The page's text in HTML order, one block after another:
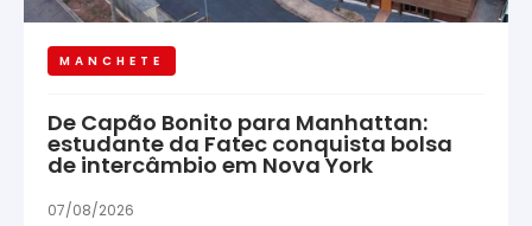
MANCHETE
De Capão Bonito para Manhattan:
estudante da Fatec conquista bolsa
de intercâmbio em Nova York
07/08/2026